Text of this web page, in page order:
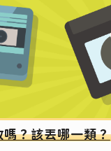
？該丟哪一類？